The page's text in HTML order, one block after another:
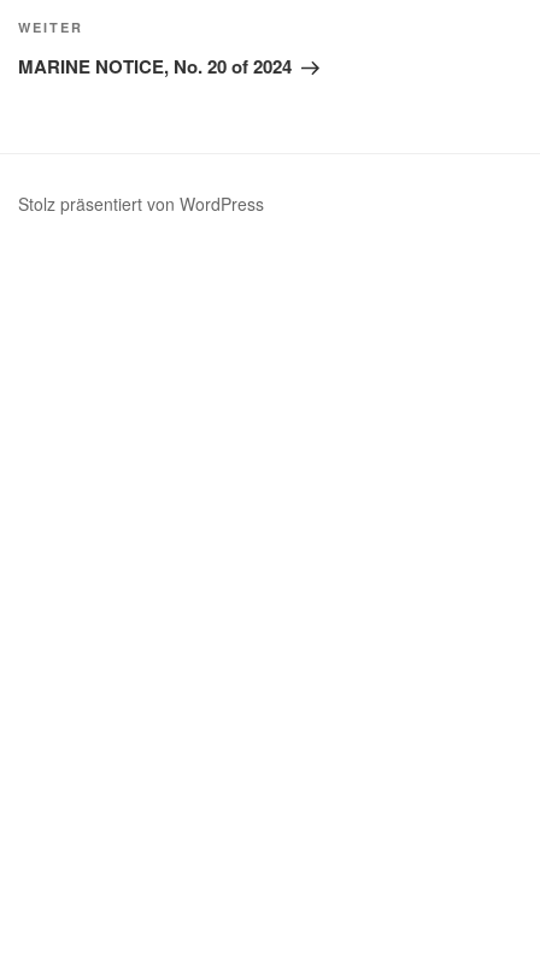
Nächster
Beitrag
WEITER
MARINE NOTICE, No. 20 of 2024
Stolz präsentiert von WordPress